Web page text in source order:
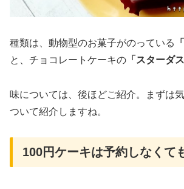
種類は、動物型のお菓子がのっている
と、チョコレートケーキの 「スターダス
味については、後ほどご紹介。まずは
ついて紹介しますね。
100円ケーキは予約しなくて